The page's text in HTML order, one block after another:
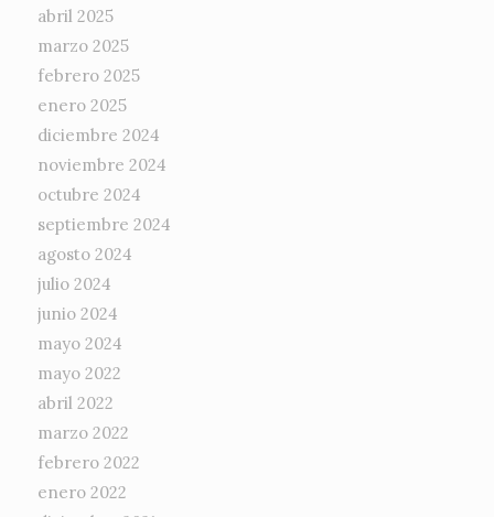
abril 2025
marzo 2025
febrero 2025
enero 2025
diciembre 2024
noviembre 2024
octubre 2024
septiembre 2024
agosto 2024
julio 2024
junio 2024
mayo 2024
mayo 2022
abril 2022
marzo 2022
febrero 2022
enero 2022